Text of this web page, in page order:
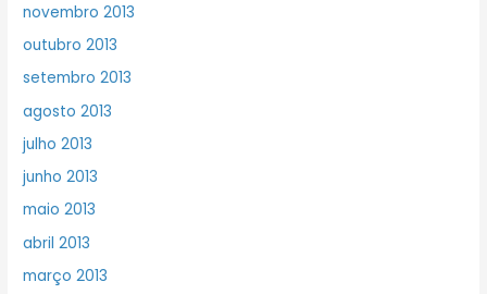
novembro 2013
outubro 2013
setembro 2013
agosto 2013
julho 2013
junho 2013
maio 2013
abril 2013
março 2013